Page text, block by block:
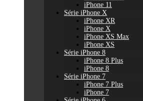
iPhone 11
Série iPhone X
iPhone XR
iPhone X
iPhone XS Max
iPhone XS
Série iPhone 8
iPhone 8 Plus
iPhone 8
Série iPhone 7
iPhone 7 Plus
iPhone 7